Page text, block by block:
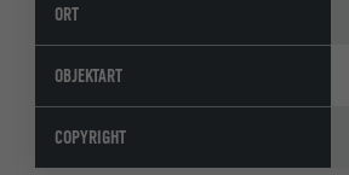
ORT
OBJEKTART
COPYRIGHT